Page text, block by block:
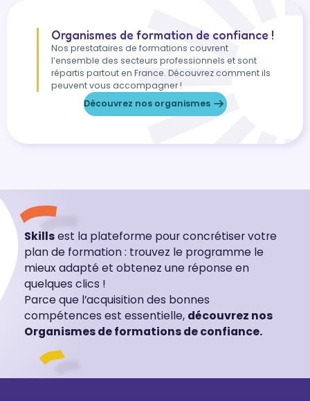
Organismes de formation de confiance !
Nos prestataires de formations couvrent
l’ensemble des secteurs professionnels et sont
répartis partout en France. Découvrez comment ils
peuvent vous accompagner !
Découvrez nos organismes
Skillsest la plateforme pour concrétiser votre
plan de formation : trouvez le programme le
mieux adapté et obtenez une réponse en
quelques clics !
Parce que l’acquisition des bonnes
compétences est essentielle, découvrez nos
Organismes de formations de confiance.